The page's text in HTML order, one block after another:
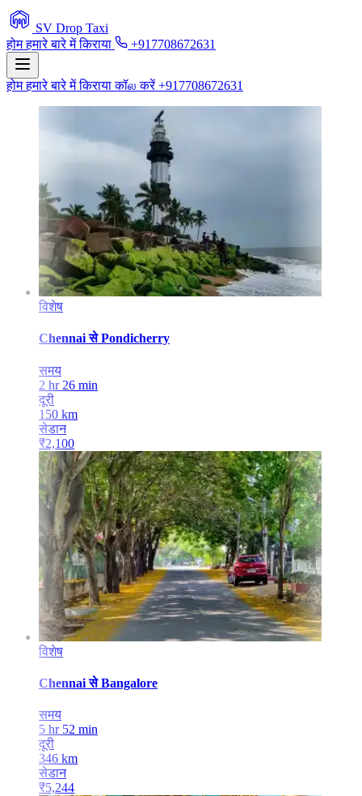
SV Drop Taxi
होमहमारे बारे मेंकिराया +917708672631
होमहमारे बारे मेंकिरायाकॉல करें +917708672631
विशेष
Chennai से Pondicherry
समय
2 hr 26 min
दूरी
150 km
सेडान
₹2,100
विशेष
Chennai से Bangalore
समय
5 hr 52 min
दूरी
346 km
सेडान
₹5,244